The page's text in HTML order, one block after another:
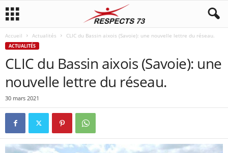
Accueil Actualités CLIC du Bassin aixois (Savoie): une nouvelle lettre du réseau.
ACTUALITÉS
CLIC du Bassin aixois (Savoie): une
nouvelle lettre du réseau.
30 mars 2021